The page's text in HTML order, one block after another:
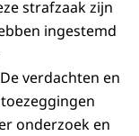
strafzaak zijn
ingestemd
verdachten en
onderzoek en